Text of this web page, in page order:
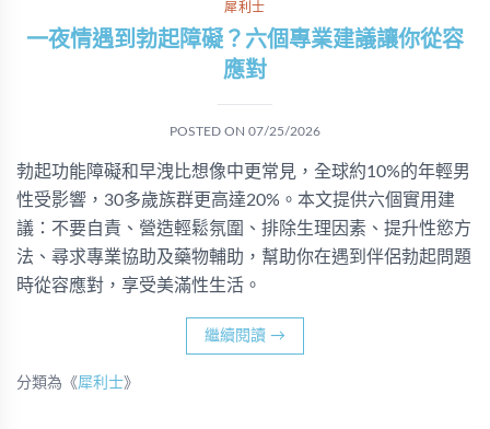
犀利士
一夜情遇到勃起障礙？六個專業建議讓你從容
應對
POSTED ON 07/25/2026
勃起功能障礙和早洩比想像中更常見，全球約10%的年輕男
性受影響，30多歲族群更高達20%。本文提供六個實用建
議：不要自責、營造輕鬆氛圍、排除生理因素、提升性慾方
法、尋求專業協助及藥物輔助，幫助你在遇到伴侶勃起問題
時從容應對，享受美滿性生活。
繼續閱讀 →
分類為《犀利士》